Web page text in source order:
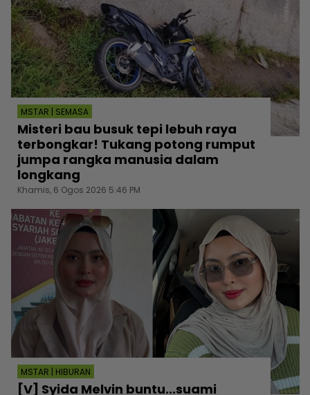
MSTAR | SEMASA
Misteri bau busuk tepi lebuh raya
terbongkar! Tukang potong rumput
jumpa rangka manusia dalam
longkang
Khamis, 6 Ogos 2026 5:46 PM
MSTAR | HIBURAN
[V] Syida Melvin buntu...suami